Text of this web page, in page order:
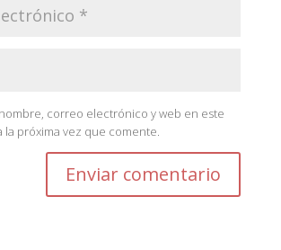
correo electrónico y web en este
la próxima vez que comente.